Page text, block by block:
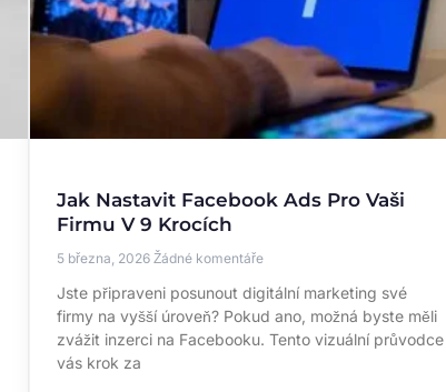
Jak Nastavit Facebook Ads Pro Vaši
Firmu V 9 Krocích
5 března, 2026 Žádné komentáře
Jste připraveni posunout digitální marketing své
firmy na vyšší úroveň? Pokud ano, možná byste měli
zvážit inzerci na Facebooku. Tento vizuální průvodce
vás krok za